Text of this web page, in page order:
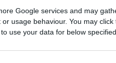
Google services and may
usage behaviour. You may
use your data for below